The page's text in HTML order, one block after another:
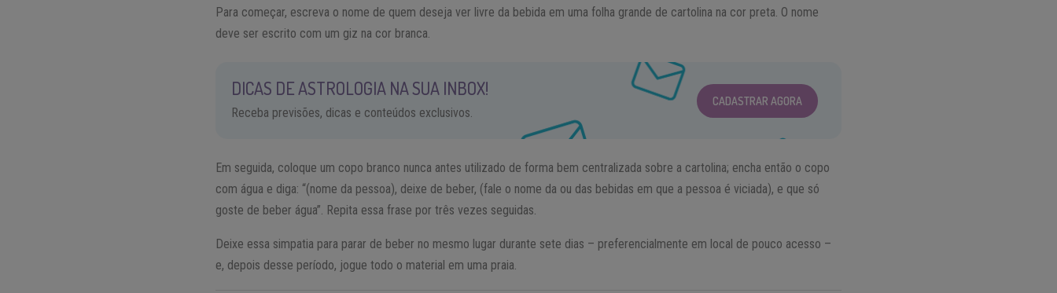
Para começar, escreva o nome de quem deseja ver livre da bebida em uma folha grande de cartolina na cor preta. O nome
deve ser escrito com um giz na cor branca.
DICAS DE ASTROLOGIA NA SUA INBOX!
Receba previsões, dicas e conteúdos exclusivos.
CADASTRAR AGORA
Em seguida, coloque um copo branco nunca antes utilizado de forma bem centralizada sobre a cartolina; encha então o copo
com água e diga: “(nome da pessoa), deixe de beber, (fale o nome da ou das bebidas em que a pessoa é viciada), e que só
goste de beber água”. Repita essa frase por três vezes seguidas.
Deixe essa simpatia para parar de beber no mesmo lugar durante sete dias – preferencialmente em local de pouco acesso –
e, depois desse período, jogue todo o material em uma praia.